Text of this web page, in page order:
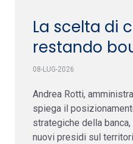
La scelta di
restando
08-LUG-2026
Andrea Rotti,
spiega il
strategiche della
nuovi presidi sul